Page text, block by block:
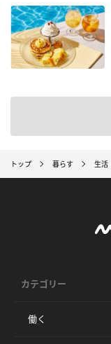
トップ 暮らす 生活
カテゴリー
働く